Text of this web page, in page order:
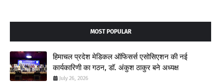
MOST POPULAR
हिमाचल प्रदेश मेडिकल ऑफिसर्स एसोसिएशन की नई
कार्यकारिणी का गठन, डॉ. अंकुश ठाकुर बने अध्यक्ष
July 26, 2026